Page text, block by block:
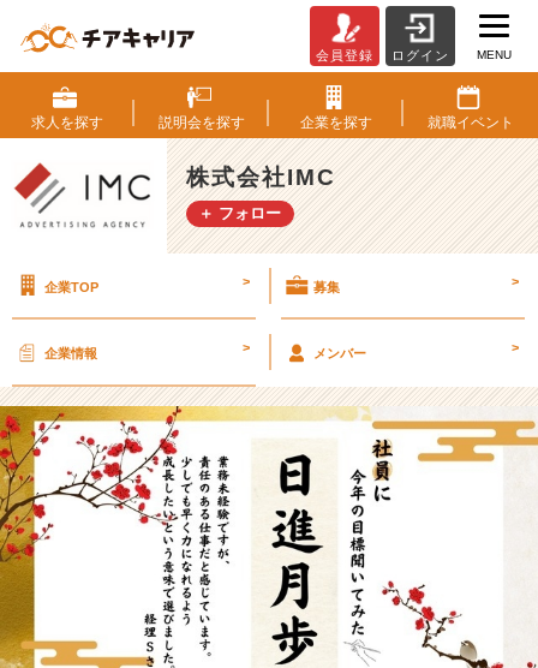
業
員
の
声】
今
年
聞
み
た！
【株
式
会
社
I
M
C
の
会員登録 ログイン MENU
求人を探す 説明会を探す 企業を探す 就職イベント
株式会社IMC
＋ フォロー
企業TOP > 募集 >
企業情報 > メンバー >